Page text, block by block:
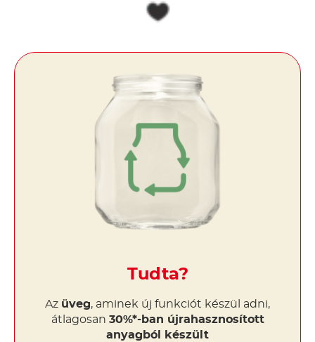
Tudta?
Az üveg, aminek új funkciót készül adni,
átlagosan 30%*-ban újrahasznosított
anyagból készült